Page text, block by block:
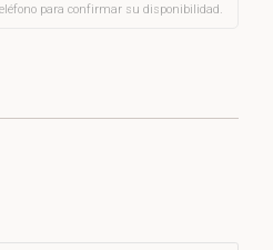
para confirmar su disponibilidad.